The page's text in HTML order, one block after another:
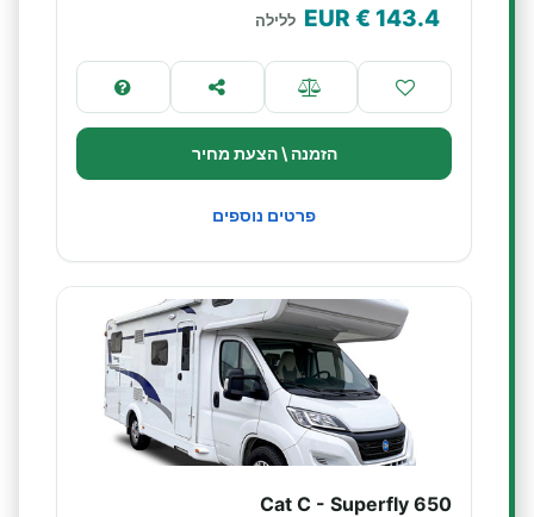
143.4
€ EUR ללילה
הזמנה \ הצעת מחיר
פרטים נוספים
Cat C - Superfly 650